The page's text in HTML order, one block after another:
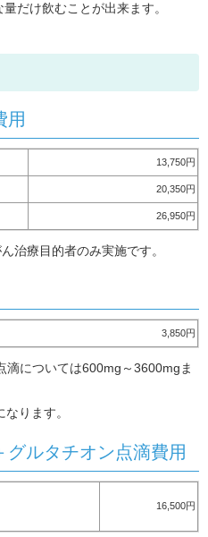
だけ飲むことが出来ます。
用
13,750円
20,350円
26,950円
治療目的者のみ実施です。
3,850円
滴については600mg～3600mgま
ります。
ルタチオン点滴費用
16,500円